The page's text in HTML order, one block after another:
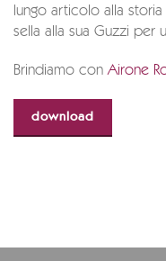
lungo articolo alla
sella alla sua Guzzi per
Brindiamo conAirone
download